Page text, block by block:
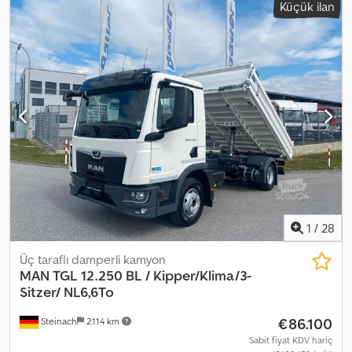
DINGİL MESAFESİ: 455 cm LASTİK EBATLARI: 245/70R17,5
SÜSPANSİYON: ÖN: YAPRAK YAYLI ARKA: HAVA YASTIKLI Dkedezn
Ewnepfx Ackor TEL: KUBA - LEHÇE, İNGİLİZCE, ALMANCA,
İTALYANCA SEBASTIAN - LEHÇE, ALMANCA, İTALYANCA, ???
LASZLO - MACARCA COSTEL - ROMENCE (Romence dilinde tüm
ihracat işlemlerini ve gerekli belgeleri sağlıyoruz) RADEK - ???
Referans No: 6999
Küçük ilan
1 / 28
Steinach 2.114 km
Üç taraflı damperli kamyon
MAN TGL 12.250 BL / Kipper/Klima/3-
Sitzer/ NL6,6To
€86.100
Sabit fiyat KDV hariç